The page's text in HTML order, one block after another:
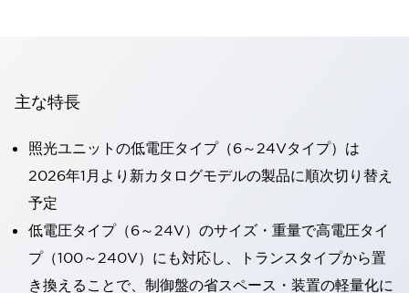
主な特長
照光ユニットの低電圧タイプ（6～24Vタイプ）は
2026年1月より新カタログモデルの製品に順次切り替え
予定
低電圧タイプ（6～24V）のサイズ・重量で高電圧タイ
プ（100～240V）にも対応し、トランスタイプから置
き換えることで、制御盤の省スペース・装置の軽量化に